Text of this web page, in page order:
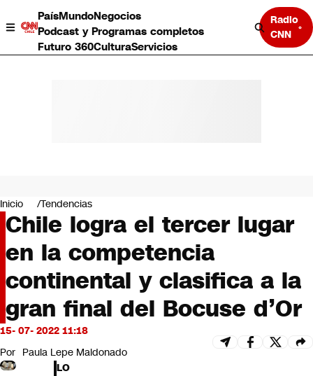
PaísMundoNegocios
Podcast y Programas completos
Futuro 360CulturaServicios
Radio
CNN
Negocios
Deportes
Programas completos
Cultura
Servicios
Bits
CNN tiempo
Futuro 360
Inicio Tendencias
Chile logra el tercer lugar
en la competencia
continental y clasifica a la
gran final del Bocuse d’Or
15- 07- 2022 11:18
Por Paula Lepe Maldonado
LO